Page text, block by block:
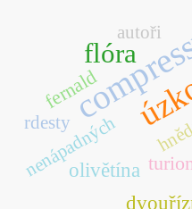
flóra
olivětína
fernald
autoři
nenápadných
rdesty